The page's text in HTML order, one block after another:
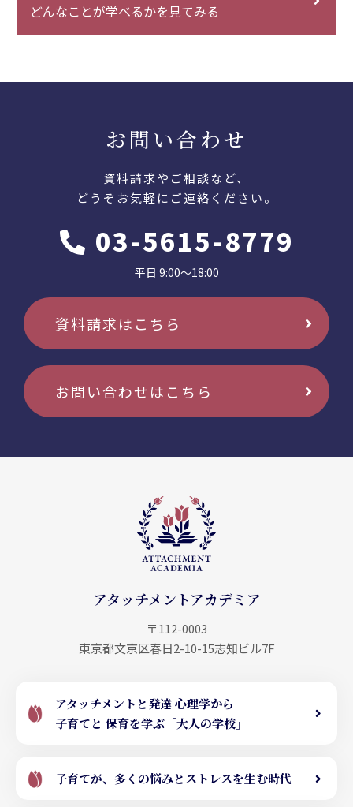
どんなことが学べるかを見てみる
お問い合わせ
資料請求やご相談など、
どうぞお気軽にご連絡ください。
03-5615-8779
平日 9:00〜18:00
資料請求はこちら
お問い合わせはこちら
アタッチメントアカデミア
〒112-0003
東京都文京区春日2-10-15志知ビル7F
アタッチメントと発達 心理学から
子育てと 保育を学ぶ「大人の学校」
子育てが、多くの悩みとストレスを生む時代